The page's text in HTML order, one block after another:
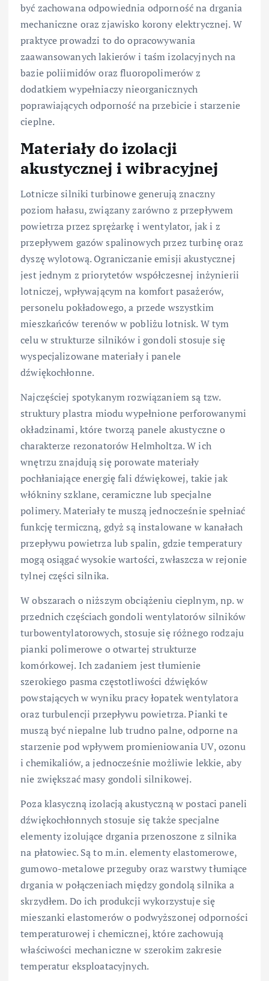
być zachowana odpowiednia odporność na drgania
mechaniczne oraz zjawisko korony elektrycznej. W
praktyce prowadzi to do opracowywania
zaawansowanych lakierów i taśm izolacyjnych na
bazie poliimidów oraz fluoropolimerów z
dodatkiem wypełniaczy nieorganicznych
poprawiających odporność na przebicie i starzenie
cieplne.
Materiały do izolacji
akustycznej i wibracyjnej
Lotnicze silniki turbinowe generują znaczny
poziom hałasu, związany zarówno z przepływem
powietrza przez sprężarkę i wentylator, jak i z
przepływem gazów spalinowych przez turbinę oraz
dyszę wylotową. Ograniczanie emisji akustycznej
jest jednym z priorytetów współczesnej inżynierii
lotniczej, wpływającym na komfort pasażerów,
personelu pokładowego, a przede wszystkim
mieszkańców terenów w pobliżu lotnisk. W tym
celu w strukturze silników i gondoli stosuje się
wyspecjalizowane materiały i panele
dźwiękochłonne.
Najczęściej spotykanym rozwiązaniem są tzw.
struktury plastra miodu wypełnione perforowanymi
okładzinami, które tworzą panele akustyczne o
charakterze rezonatorów Helmholtza. W ich
wnętrzu znajdują się porowate materiały
pochłaniające energię fali dźwiękowej, takie jak
włókniny szklane, ceramiczne lub specjalne
polimery. Materiały te muszą jednocześnie spełniać
funkcję termiczną, gdyż są instalowane w kanałach
przepływu powietrza lub spalin, gdzie temperatury
mogą osiągać wysokie wartości, zwłaszcza w rejonie
tylnej części silnika.
W obszarach o niższym obciążeniu cieplnym, np. w
przednich częściach gondoli wentylatorów silników
turbowentylatorowych, stosuje się różnego rodzaju
pianki polimerowe o otwartej strukturze
komórkowej. Ich zadaniem jest tłumienie
szerokiego pasma częstotliwości dźwięków
powstających w wyniku pracy łopatek wentylatora
oraz turbulencji przepływu powietrza. Pianki te
muszą być niepalne lub trudno palne, odporne na
starzenie pod wpływem promieniowania UV, ozonu
i chemikaliów, a jednocześnie możliwie lekkie, aby
nie zwiększać masy gondoli silnikowej.
Poza klasyczną izolacją akustyczną w postaci paneli
dźwiękochłonnych stosuje się także specjalne
elementy izolujące drgania przenoszone z silnika
na płatowiec. Są to m.in. elementy elastomerowe,
gumowo-metalowe przeguby oraz warstwy tłumiące
drgania w połączeniach między gondolą silnika a
skrzydłem. Do ich produkcji wykorzystuje się
mieszanki elastomerów o podwyższonej odporności
temperaturowej i chemicznej, które zachowują
właściwości mechaniczne w szerokim zakresie
temperatur eksploatacyjnych.